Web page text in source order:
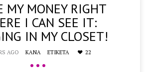
MY MONEY RIGHT
I CAN SEE IT:
IN MY CLOSET!
AGO KANA ETIKETA 22
•••